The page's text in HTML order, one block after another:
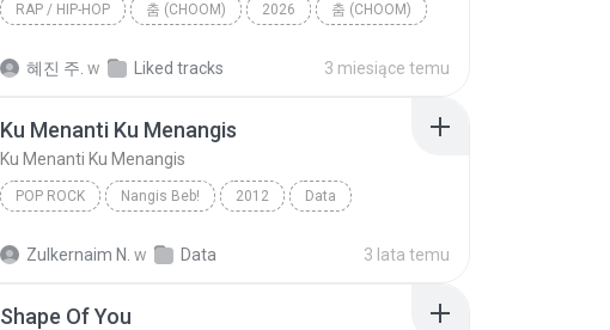
RAP / HIP-HOP 춤 (CHOOM) 2026 춤 (CHOOM)
혜진 주. w Liked tracks 3 miesiące temu
Ku Menanti Ku Menangis
Ku Menanti Ku Menangis
POP ROCK Nangis Beb! 2012 Data
Zulkernaim N. w Data 3 lata temu
Shape Of You